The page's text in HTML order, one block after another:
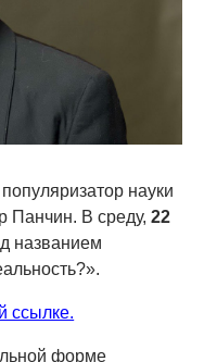
науки
Панчин. В среду,22
названием
ссылке.
форме